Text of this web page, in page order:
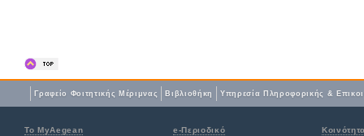
Γραφείο Φοιτητικής Μέριμνας Βιβλιοθήκη Yπηρεσία Πληροφορικής &
Το MyAegean e-Περιοδικό